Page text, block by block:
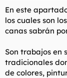
d
e
l
e
a
i
c
i
En este
los cuales son
canas sabrán
Son trabajos en
tradicionales
de colores,